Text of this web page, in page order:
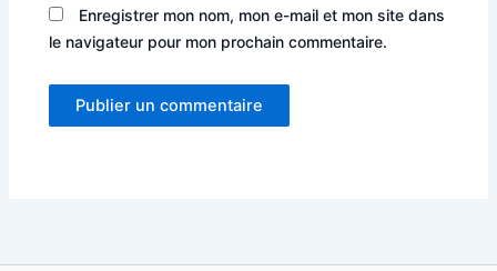
Enregistrer mon nom, mon e-mail et mon site dans
le navigateur pour mon prochain commentaire.